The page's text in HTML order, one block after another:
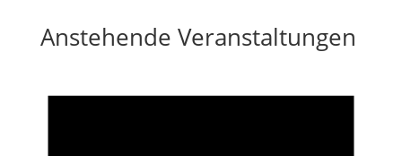
Anstehende Veranstaltungen